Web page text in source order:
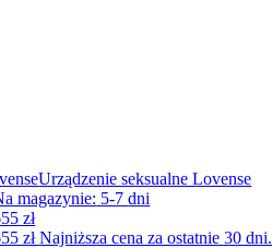
Urządzenie seksualne Lovense
magazynie: 5-7dni
zł
złNajniższa cena za ostatnie 30 dni.